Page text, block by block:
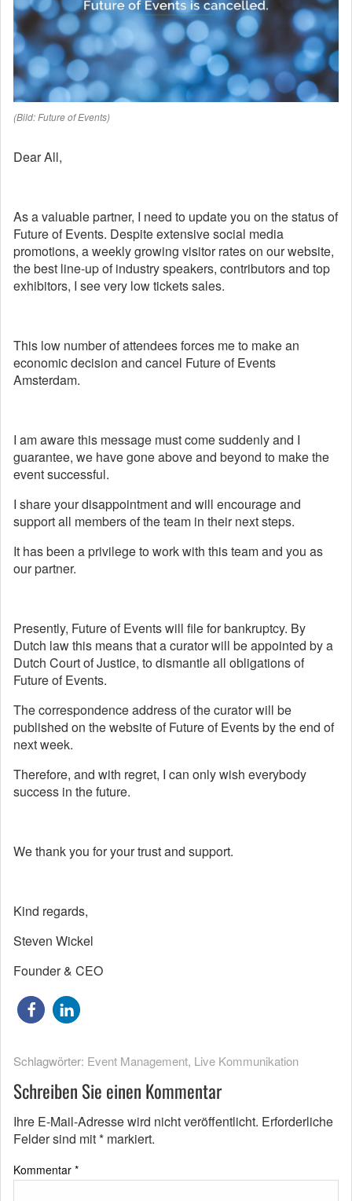
(Bild: Future of Events)
Dear All,
As a valuable partner, I need to update you on the status of
Future of Events. Despite extensive social media
promotions, a weekly growing visitor rates on our website,
the best line-up of industry speakers, contributors and top
exhibitors, I see very low tickets sales.
This low number of attendees forces me to make an
economic decision and cancel Future of Events
Amsterdam.
I am aware this message must come suddenly and I
guarantee, we have gone above and beyond to make the
event successful.
I share your disappointment and will encourage and
support all members of the team in their next steps.
It has been a privilege to work with this team and you as
our partner.
Presently, Future of Events will file for bankruptcy. By
Dutch law this means that a curator will be appointed by a
Dutch Court of Justice, to dismantle all obligations of
Future of Events.
The correspondence address of the curator will be
published on the website of Future of Events by the end of
next week.
Therefore, and with regret, I can only wish everybody
success in the future.
We thank you for your trust and support.
Kind regards,
Steven Wickel
Founder & CEO
Schlagwörter: Event Management, Live Kommunikation
Schreiben Sie einen Kommentar
Ihre E-Mail-Adresse wird nicht veröffentlicht. Erforderliche
Felder sind mit* markiert.
Kommentar *